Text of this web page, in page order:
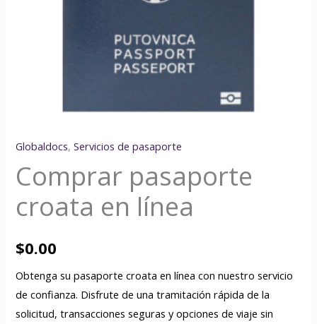
Globaldocs,Servicios de pasaporte
Comprar pasaporte
croata en línea
$0.00
Obtenga su pasaporte croata en línea con nuestro servicio
de confianza. Disfrute de una tramitación rápida de la
solicitud, transacciones seguras y opciones de viaje sin